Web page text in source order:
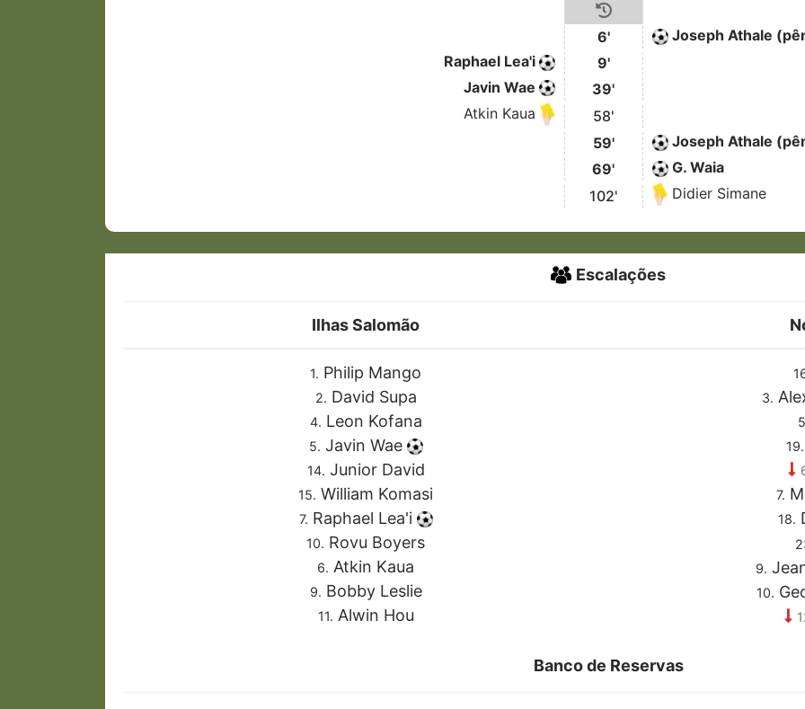
6'
Joseph Athale
Raphael Lea'i
9'
Javin Wae
39'
Atkin Kaua
58'
59'
Joseph Athale
69'
G. Waia
102'
Didier Simane
Escalações
Ilhas Salomão
1. Philip Mango
2. David Supa
4. Leon Kofana
5. Javin Wae
14. Junior David
15. William Komasi
7. Raphael Lea'i
10. Rovu Boyers
6. Atkin Kaua
9. Bobby Leslie
11. Alwin Hou
3.
19.
7.
18.
9.
10.
Banco de Reservas